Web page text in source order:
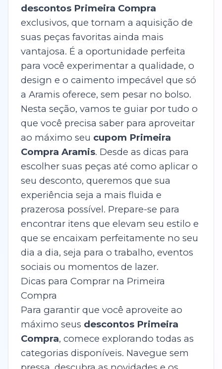
descontos Primeira Compra
exclusivos, que tornam a aquisição de
suas peças favoritas ainda mais
vantajosa. É a oportunidade perfeita
para você experimentar a qualidade, o
design e o caimento impecável que só
a Aramis oferece, sem pesar no bolso.
Nesta seção, vamos te guiar por tudo o
que você precisa saber para aproveitar
ao máximo seu cupom Primeira
Compra Aramis. Desde as dicas para
escolher suas peças até como aplicar o
seu desconto, queremos que sua
experiência seja a mais fluida e
prazerosa possível. Prepare-se para
encontrar itens que elevam seu estilo e
que se encaixam perfeitamente no seu
dia a dia, seja para o trabalho, eventos
sociais ou momentos de lazer.
Dicas para Comprar na Primeira
Compra
Para garantir que você aproveite ao
máximo seus descontos Primeira
Compra, comece explorando todas as
categorias disponíveis. Navegue sem